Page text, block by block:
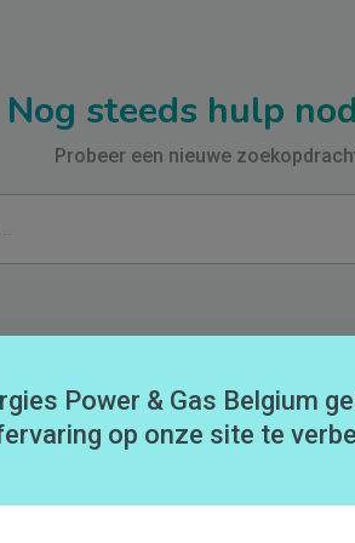
Nog steeds hulp
Probeer een nieuwe
contact met
Power & Gas Belgium
op onze site te